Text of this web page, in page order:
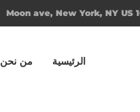
من نحن الرئيسية